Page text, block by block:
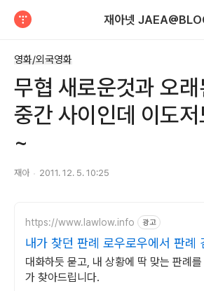
재아넷
영화/외국영화
무협 새로운것과 오래
중간 사이인데 이도
~
재아 2011. 12. 5. 10:25
https://www.lawlow.info 광고
내가 찾던 판례 로우로우에서 판례
색도 AI가 똑똑하게
대화하듯 묻고, 내 상황에 딱 맞는 판례
가 찾아드립니다.